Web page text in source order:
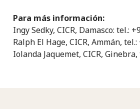
Para más información:
Ingy Sedky, CICR, Damasco: tel.:
Ralph El Hage, CICR, Ammán,
Iolanda Jaquemet, CICR,